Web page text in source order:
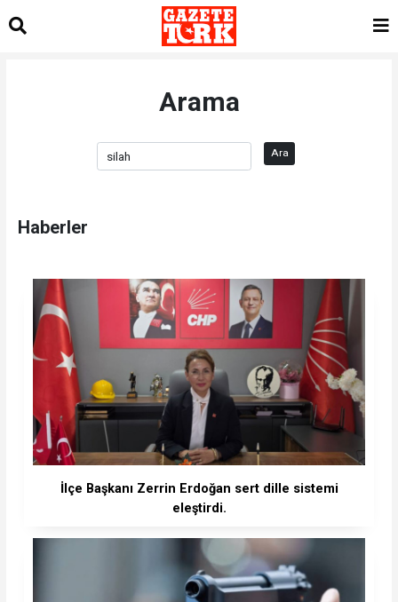
Arama
Ara
Haberler
İlçe Başkanı Zerrin Erdoğan sert dille sistemi
eleştirdi.